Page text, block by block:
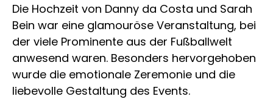
Die Hochzeit von Danny da Costa und Sarah
Bein war eine glamouröse Veranstaltung, bei
der viele Prominente aus der Fußballwelt
anwesend waren. Besonders hervorgehoben
wurde die emotionale Zeremonie und die
liebevolle Gestaltung des Events.